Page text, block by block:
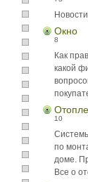
Окно
8
Как
какой
10
по
доме.
Все о